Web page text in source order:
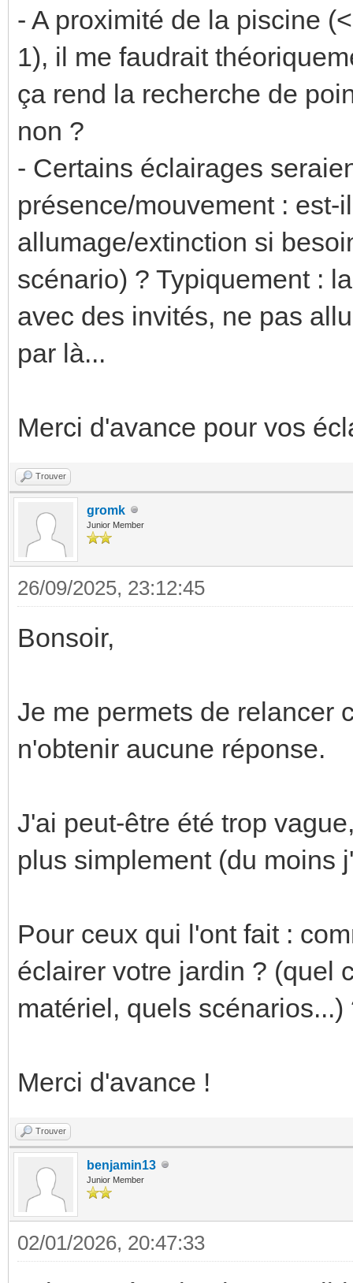
- A proximité de la piscine
1), il me faudrait
ça rend la recherche de
non ?
- Certains éclairages
présence/mouvement :
allumage/extinction si
scénario) ? Typiquement :
avec des invités, ne pas
par là...
Merci d'avance pour vos
Trouver
gromk
Junior Member
26/09/2025, 23:12:45
Bonsoir,
Je me permets de relancer
n'obtenir aucune réponse.
J'ai peut-être été trop
plus simplement (du moins
Pour ceux qui l'ont fait :
éclairer votre jardin ? (quel
matériel, quels scénarios...)
Merci d'avance !
Trouver
benjamin13
Junior Member
02/01/2026, 20:47:33